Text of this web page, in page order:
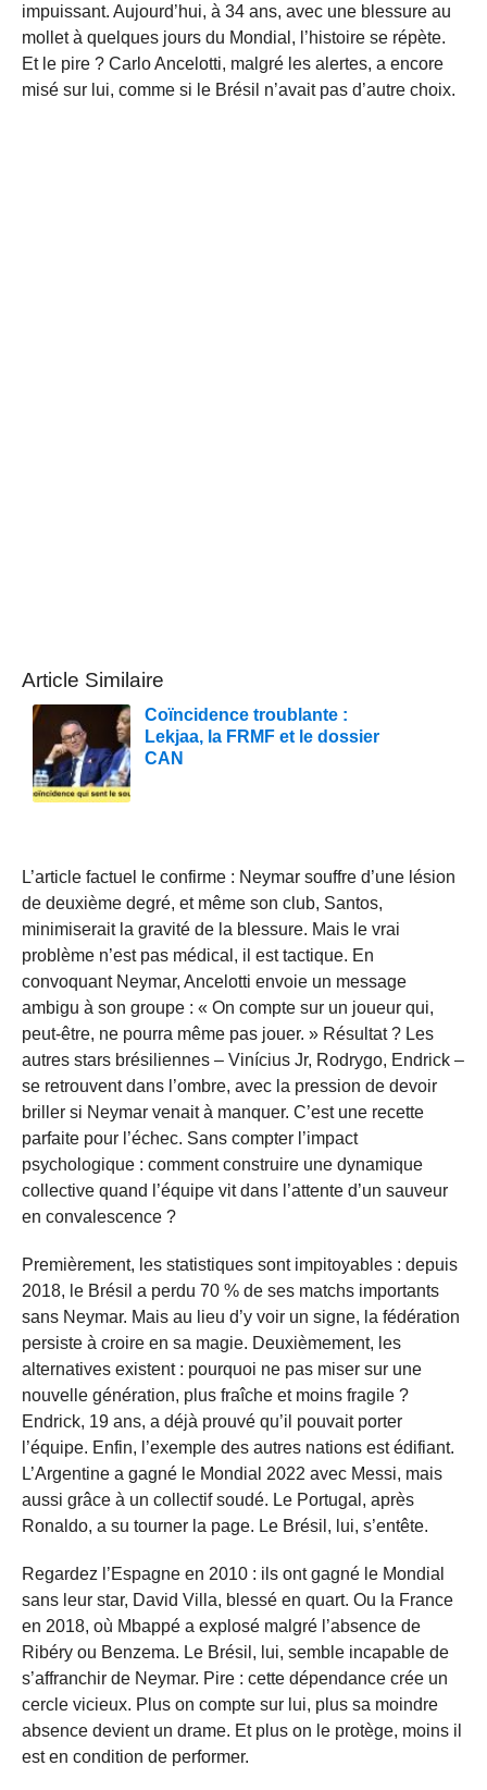
impuissant. Aujourd’hui, à 34 ans, avec une blessure au
mollet à quelques jours du Mondial, l’histoire se répète.
Et le pire ? Carlo Ancelotti, malgré les alertes, a encore
misé sur lui, comme si le Brésil n’avait pas d’autre choix.
Article Similaire
Coïncidence troublante :
Lekjaa, la FRMF et le dossier
CAN
L’article factuel le confirme : Neymar souffre d’une lésion
de deuxième degré, et même son club, Santos,
minimiserait la gravité de la blessure. Mais le vrai
problème n’est pas médical, il est tactique. En
convoquant Neymar, Ancelotti envoie un message
ambigu à son groupe : « On compte sur un joueur qui,
peut-être, ne pourra même pas jouer. » Résultat ? Les
autres stars brésiliennes – Vinícius Jr, Rodrygo, Endrick –
se retrouvent dans l’ombre, avec la pression de devoir
briller si Neymar venait à manquer. C’est une recette
parfaite pour l’échec. Sans compter l’impact
psychologique : comment construire une dynamique
collective quand l’équipe vit dans l’attente d’un sauveur
en convalescence ?
Premièrement, les statistiques sont impitoyables : depuis
2018, le Brésil a perdu 70 % de ses matchs importants
sans Neymar. Mais au lieu d’y voir un signe, la fédération
persiste à croire en sa magie. Deuxièmement, les
alternatives existent : pourquoi ne pas miser sur une
nouvelle génération, plus fraîche et moins fragile ?
Endrick, 19 ans, a déjà prouvé qu’il pouvait porter
l’équipe. Enfin, l’exemple des autres nations est édifiant.
L’Argentine a gagné le Mondial 2022 avec Messi, mais
aussi grâce à un collectif soudé. Le Portugal, après
Ronaldo, a su tourner la page. Le Brésil, lui, s’entête.
Regardez l’Espagne en 2010 : ils ont gagné le Mondial
sans leur star, David Villa, blessé en quart. Ou la France
en 2018, où Mbappé a explosé malgré l’absence de
Ribéry ou Benzema. Le Brésil, lui, semble incapable de
s’affranchir de Neymar. Pire : cette dépendance crée un
cercle vicieux. Plus on compte sur lui, plus sa moindre
absence devient un drame. Et plus on le protège, moins il
est en condition de performer.